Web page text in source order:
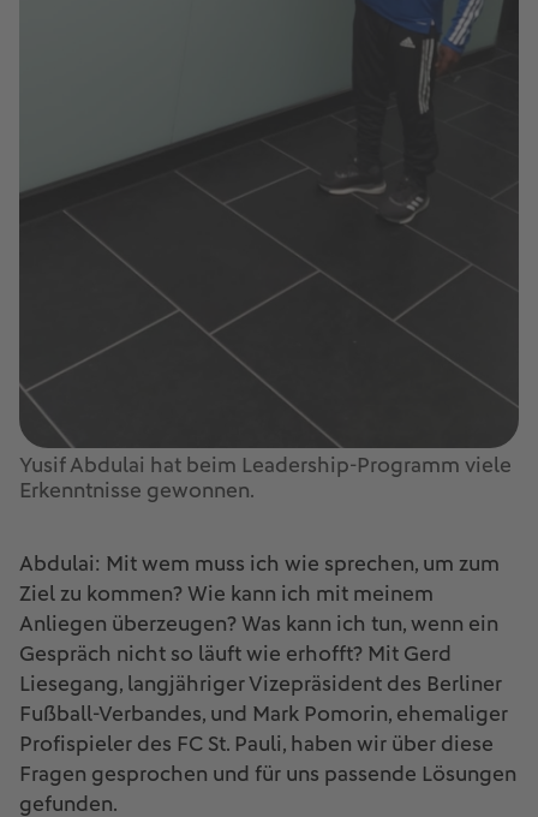
Yusif Abdulai hat beim Leadership-Programm viele
Erkenntnisse gewonnen.
Abdulai: Mit wem muss ich wie sprechen, um zum
Ziel zu kommen? Wie kann ich mit meinem
Anliegen überzeugen? Was kann ich tun, wenn ein
Gespräch nicht so läuft wie erhofft? Mit Gerd
Liesegang, langjähriger Vizepräsident des Berliner
Fußball-Verbandes, und Mark Pomorin, ehemaliger
Profispieler des FC St. Pauli, haben wir über diese
Fragen gesprochen und für uns passende Lösungen
gefunden.